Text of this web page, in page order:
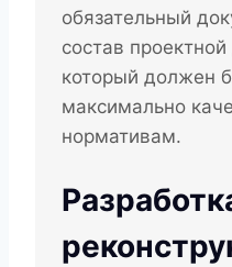
обязательный
состав
который должен
максимально
нормативам.